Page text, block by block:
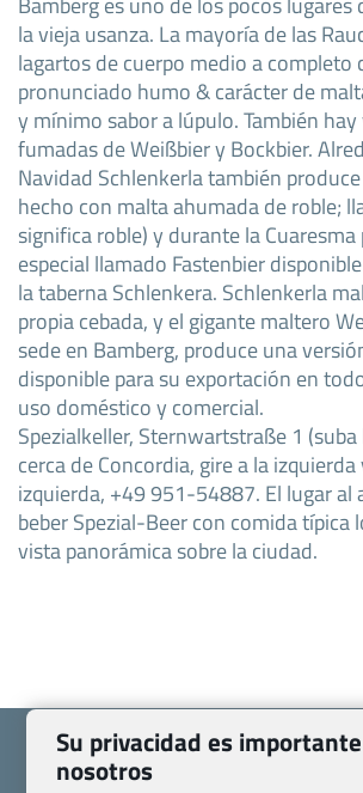
la vieja usanza. La mayoría de las
lagartos de cuerpo medio a completo
pronunciado humo & carácter de
y mínimo sabor a lúpulo. También
fumadas de Weißbier y Bockbier.
Navidad Schlenkerla también
hecho con malta ahumada de roble;
significa roble) y durante la
especial llamado Fastenbier
la taberna Schlenkera. Schlenkerla
propia cebada, y el gigante maltero
sede en Bamberg, produce una
disponible para su exportación en
uso doméstico y comercial.
Spezialkeller, Sternwartstraße 1 (suba
cerca de Concordia, gire a la
izquierda, +49 951-54887. El lugar al
beber Spezial-Beer con comida típica
vista panorámica sobre la ciudad.
Su privacidad es
nosotros